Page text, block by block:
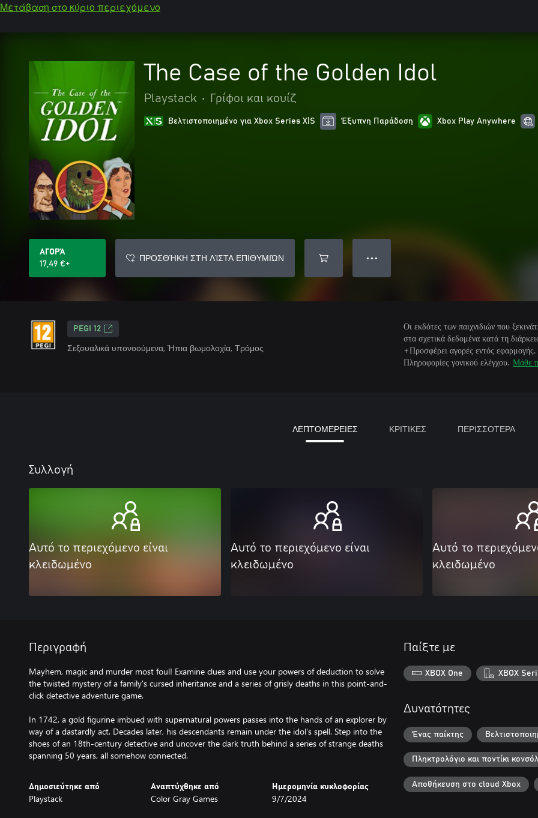
Μετάβαση στο κύριο περιεχόμενο
The Case of the Golden Idol
Playstack • Γρίφοι και κουίζ
Βελτιστοποιημένο για Xbox Series X|S Έξυπνη Παράδοση Xbox Play Anywhere
ΑΓΟΡΆ
17,49 €+
ΠΡΟΣΘΉΚΗ ΣΤΗ ΛΊΣΤΑ ΕΠΙΘΥΜΙΏΝ ● ● ●
PEGI 12
Σεξουαλικά υπονοούμενα, Ήπια βωμολοχία, Τρόμος
Οι εκδότες των παιχνιδιών που
στα σχετικά δεδομένα κατά τη
+Προσφέρει αγορές εντός εφαρμογής.
Πληροφορίες γονικού ελέγχου. Μάθε
ΛΕΠΤΟΜΕΡΕΙΕΣ ΚΡΙΤΙΚΕΣ ΠΕΡΙΣΣΟΤΕΡΑ
Συλλογή
Αυτό το περιεχόμενο είναι
κλειδωμένο
Αυτό το περιεχόμενο είναι
κλειδωμένο
Αυτό το
κλειδωμένο
Περιγραφή
Mayhem, magic and murder most foul! Examine clues and use your powers of deduction to solve
the twisted mystery of a family's cursed inheritance and a series of grisly deaths in this point-and-
click detective adventure game.
In 1742, a gold figurine imbued with supernatural powers passes into the hands of an explorer by
way of a dastardly act. Decades later, his descendants remain under the idol's spell. Step into the
shoes of an 18th-century detective and uncover the dark truth behind a series of strange deaths
spanning 50 years, all somehow connected.
Δημοσιεύτηκε από
Playstack
Αναπτύχθηκε από
Color Gray Games
Ημερομηνία κυκλοφορίας
9/7/2024
Παίξτε με
XBOX One XBOX
Δυνατότητες
Ένας παίκτης
Πληκτρολόγιο και ποντίκι
Αποθήκευση στο cloud Xbox